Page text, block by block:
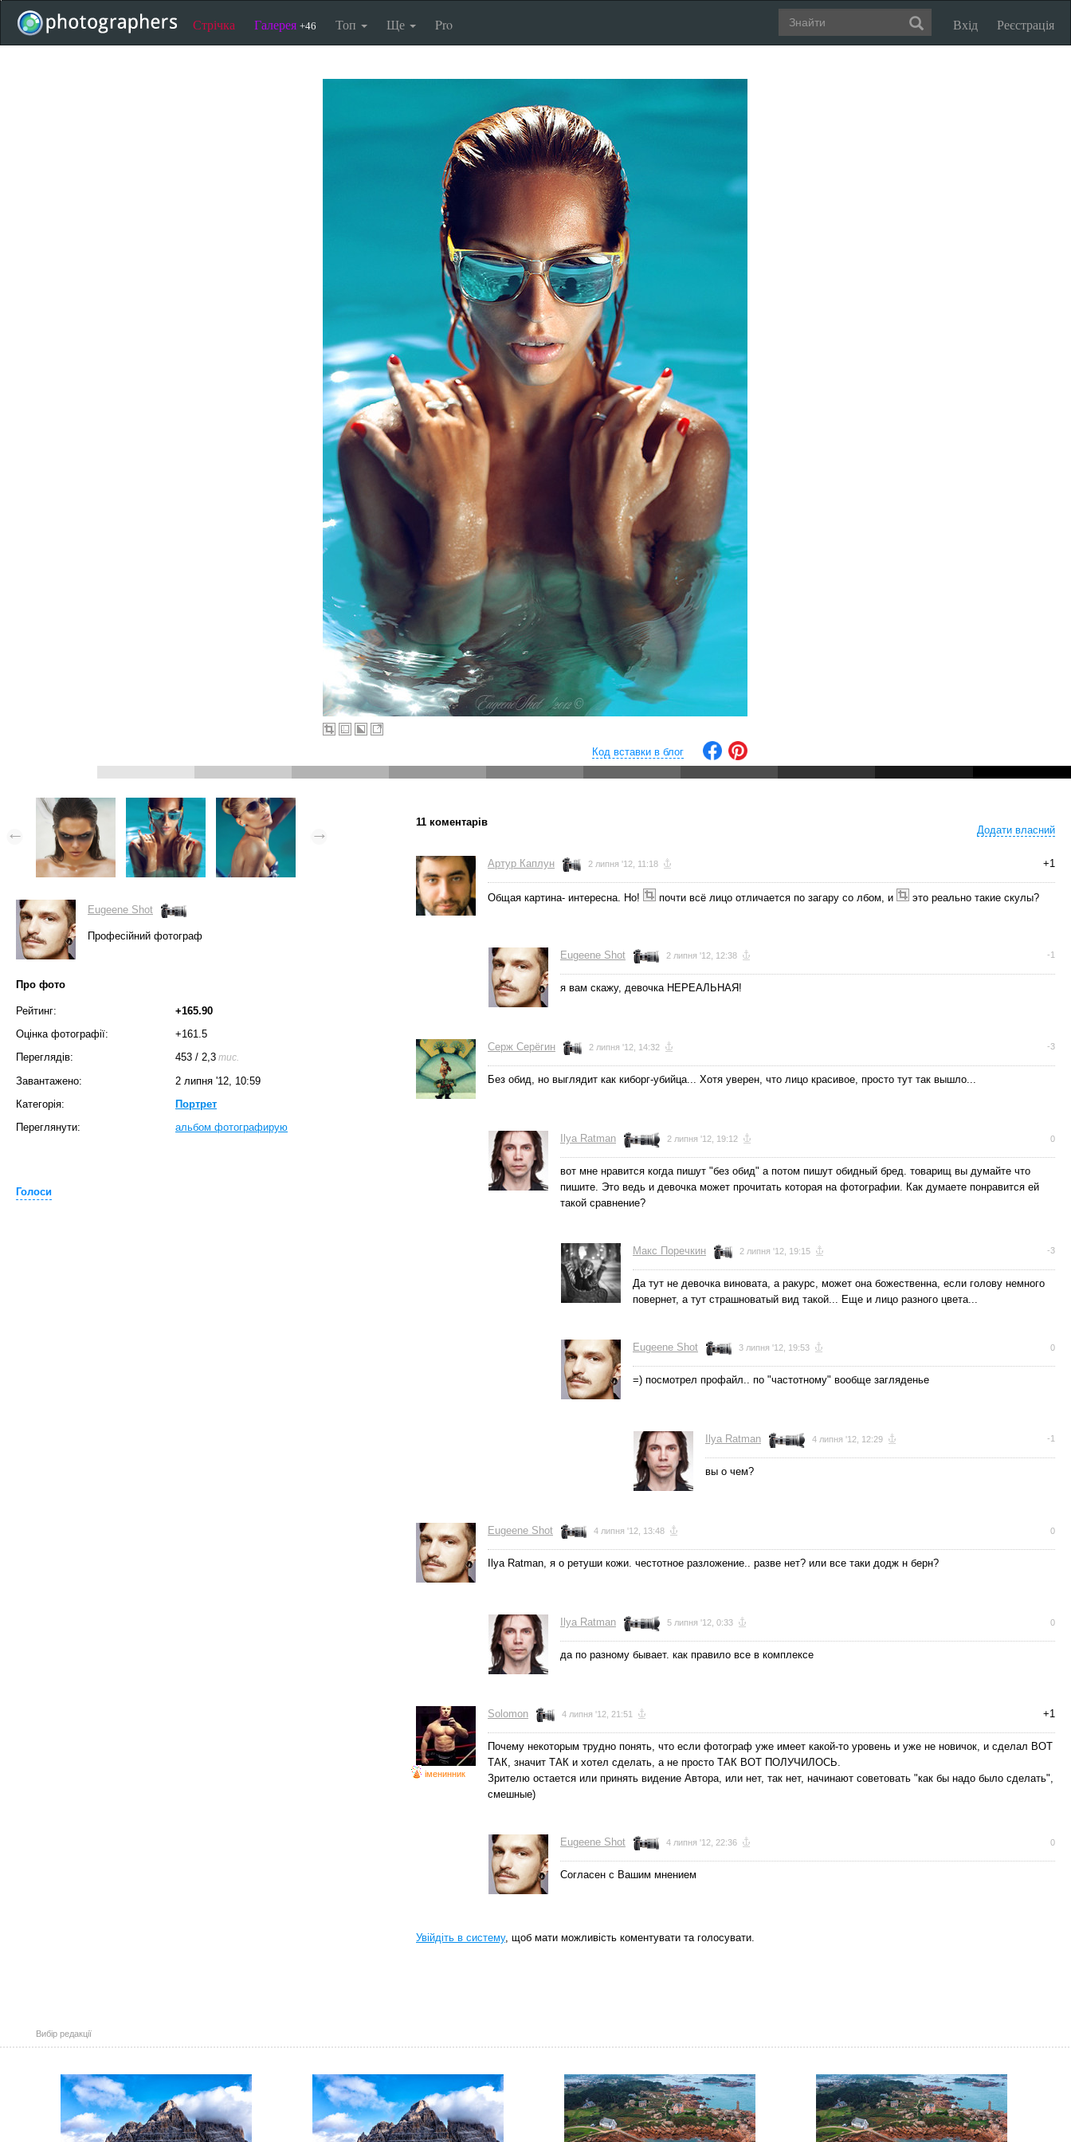
Стрічка Галерея +46 Топ Ще Pro Вхід Реєстрація
Код вставки в блог
Eugeene Shot
Професійний фотограф
Про фото
Рейтинг:
+165.90
Оцінка фотографії:
+161.5
Переглядів:
453 / 2,3 тис.
Завантажено:
2 липня '12, 10:59
Категорія:
Портрет
Переглянути:
альбом фотографирую
Голоси
11 коментарів
Додати власний
Артур Каплун 2 липня '12, 11:18 +1
Общая картина- интересна. Но! почти всё лицо отличается по загару со лбом, и это реально такие скулы?
Eugeene Shot 2 липня '12, 12:38 -1
я вам скажу, девочка НЕРЕАЛЬНАЯ!
Серж Серёгин 2 липня '12, 14:32 -3
Без обид, но выглядит как киборг-убийца... Хотя уверен, что лицо красивое, просто тут так вышло...
Ilya Ratman 2 липня '12, 19:12 0
вот мне нравится когда пишут "без обид" а потом пишут обидный бред. товарищ вы думайте что
пишите. Это ведь и девочка может прочитать которая на фотографии. Как думаете понравится ей
такой сравнение?
Макс Поречкин 2 липня '12, 19:15 -3
Да тут не девочка виновата, а ракурс, может она божественна, если голову немного
повернет, а тут страшноватый вид такой... Еще и лицо разного цвета...
Eugeene Shot 3 липня '12, 19:53 0
=) посмотрел профайл.. по "частотному" вообще загляденье
Ilya Ratman 4 липня '12, 12:29 -1
вы о чем?
Eugeene Shot 4 липня '12, 13:48 0
Ilya Ratman, я о ретуши кожи. честотное разложение.. разве нет? или все таки додж н берн?
Ilya Ratman 5 липня '12, 0:33 0
да по разному бывает. как правило все в комплексе
іменинник
Solomon 4 липня '12, 21:51 +1
Почему некоторым трудно понять, что если фотограф уже имеет какой-то уровень и уже не новичок, и сделал ВОТ
ТАК, значит ТАК и хотел сделать, а не просто ТАК ВОТ ПОЛУЧИЛОСЬ.
Зрителю остается или принять видение Автора, или нет, так нет, начинают советовать "как бы надо было сделать",
смешные)
Eugeene Shot 4 липня '12, 22:36 0
Согласен с Вашим мнением
Увійдіть в систему, щоб мати можливість коментувати та голосувати.
Вибір редакції